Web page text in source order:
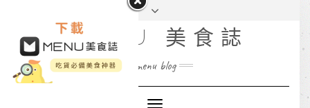
MENU 美食誌
menu blog
Toggle